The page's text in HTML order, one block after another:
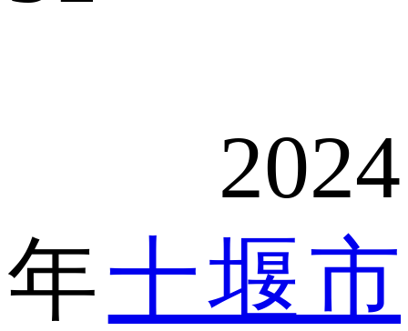
2024
年十堰市